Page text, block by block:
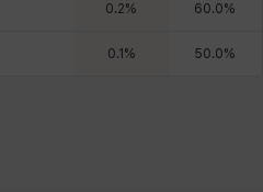
0.2% 60.0%
0.1 % 50.0%